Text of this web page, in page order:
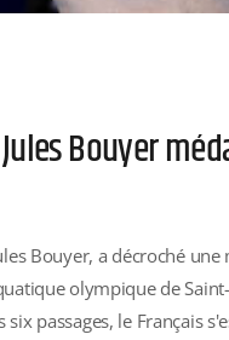
Bouyer
Bouyer, a décroché
olympique de
passages, le Français